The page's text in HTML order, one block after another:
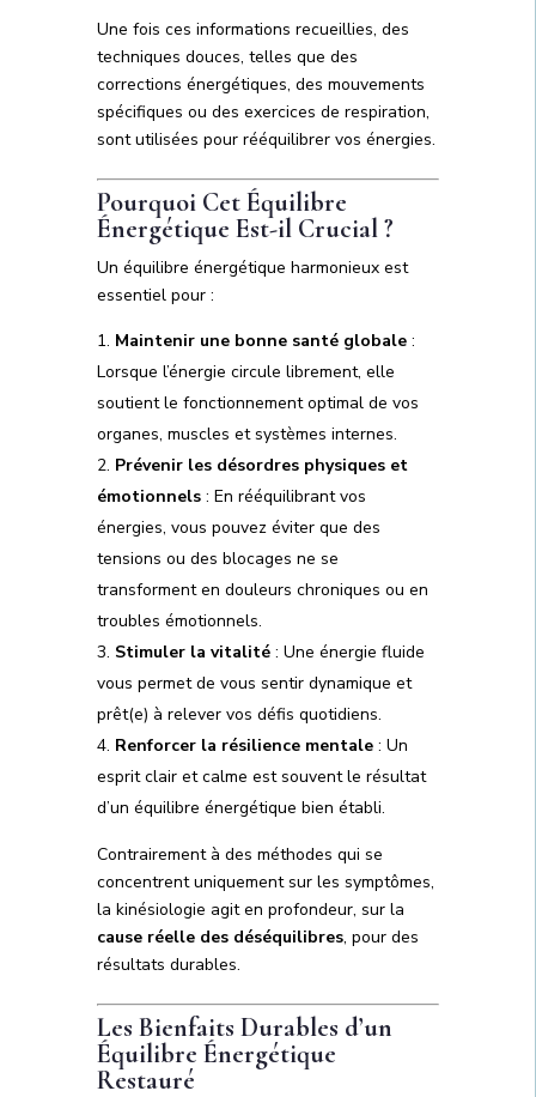
Une fois ces informations recueillies, des
techniques douces, telles que des
corrections énergétiques, des mouvements
spécifiques ou des exercices de respiration,
sont utilisées pour rééquilibrer vos énergies.
Pourquoi Cet Équilibre
Énergétique Est-il Crucial ?
Un équilibre énergétique harmonieux est
essentiel pour :
Maintenir une bonne santé globale:
Lorsque l’énergie circule librement, elle
soutient le fonctionnement optimal de vos
organes, muscles et systèmes internes.
Prévenir les désordres physiques et
émotionnels: En rééquilibrant vos
énergies, vous pouvez éviter que des
tensions ou des blocages ne se
transforment en douleurs chroniques ou en
troubles émotionnels.
Stimuler la vitalité: Une énergie fluide
vous permet de vous sentir dynamique et
prêt(e) à relever vos défis quotidiens.
Renforcer la résilience mentale: Un
esprit clair et calme est souvent le résultat
d’un équilibre énergétique bien établi.
Contrairement à des méthodes qui se
concentrent uniquement sur les symptômes,
la kinésiologie agit en profondeur, sur la
cause réelle des déséquilibres, pour des
résultats durables.
Les Bienfaits Durables d’un
Équilibre Énergétique
Restauré